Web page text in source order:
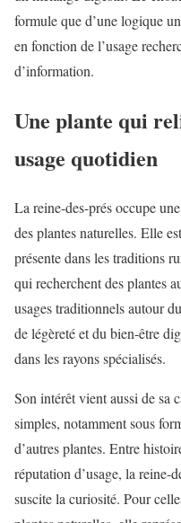
formule que d’une logique
en fonction de l’usage
d’information.
Une plante qui
usage quotidien
La reine-des-prés occupe
des plantes naturelles. Elle
présente dans les traditions
qui recherchent des plantes
usages traditionnels autour
de légèreté et du bien-être
dans les rayons spécialisés.
Son intérêt vient aussi de sa
simples, notamment sous
d’autres plantes. Entre
réputation d’usage, la reine-
suscite la curiosité. Pour